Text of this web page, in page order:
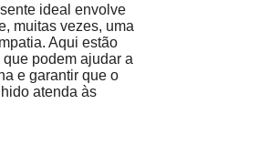
ideal envolve
muitas vezes, uma
Aqui estão
podem ajudar a
e garantir que o
atenda às